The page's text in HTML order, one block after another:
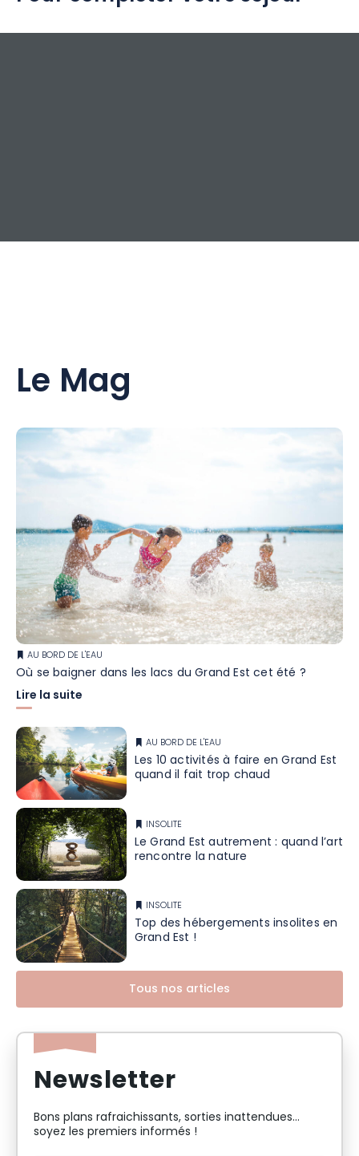
Le Mag
AU BORD DE L'EAU
Où se baigner dans les lacs du Grand Est cet été ?
Lire la suite
AU BORD DE L'EAU
Les 10 activités à faire en Grand Est
quand il fait trop chaud
INSOLITE
Le Grand Est autrement : quand l’art
rencontre la nature
INSOLITE
Top des hébergements insolites en
Grand Est !
Tous nos articles
Newsletter
Bons plans rafraichissants, sorties inattendues…
soyez les premiers informés !